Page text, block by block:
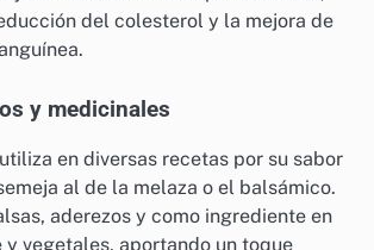
del colesterol y la mejora de
y medicinales
en diversas recetas por su sabor
al de la melaza o el balsámico.
aderezos y como ingrediente en
y vegetales, aportando un toque